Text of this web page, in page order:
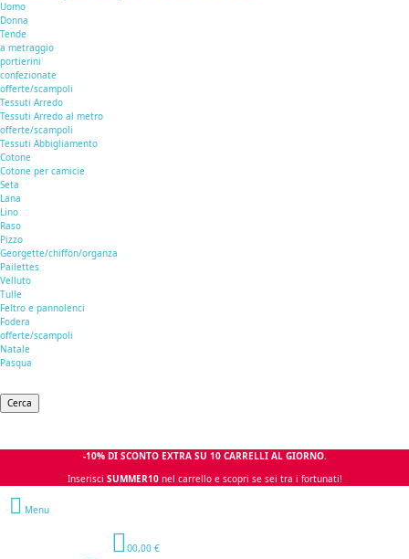
Uomo
Donna
Tende
a metraggio
portierini
confezionate
offerte/scampoli
Tessuti Arredo
Tessuti Arredo al metro
offerte/scampoli
Tessuti Abbigliamento
Cotone
Cotone per camicie
Seta
Lana
Lino
Raso
Pizzo
Georgette/chiffon/organza
Pailettes
Velluto
Tulle
Feltro e pannolenci
Fodera
offerte/scampoli
Natale
Pasqua
Cerca
-10% DI SCONTO EXTRA SU 10 CARRELLI AL GIORNO.
Inserisci SUMMER10 nel carrello e scopri se sei tra i fortunati!
Menu
00,00 €